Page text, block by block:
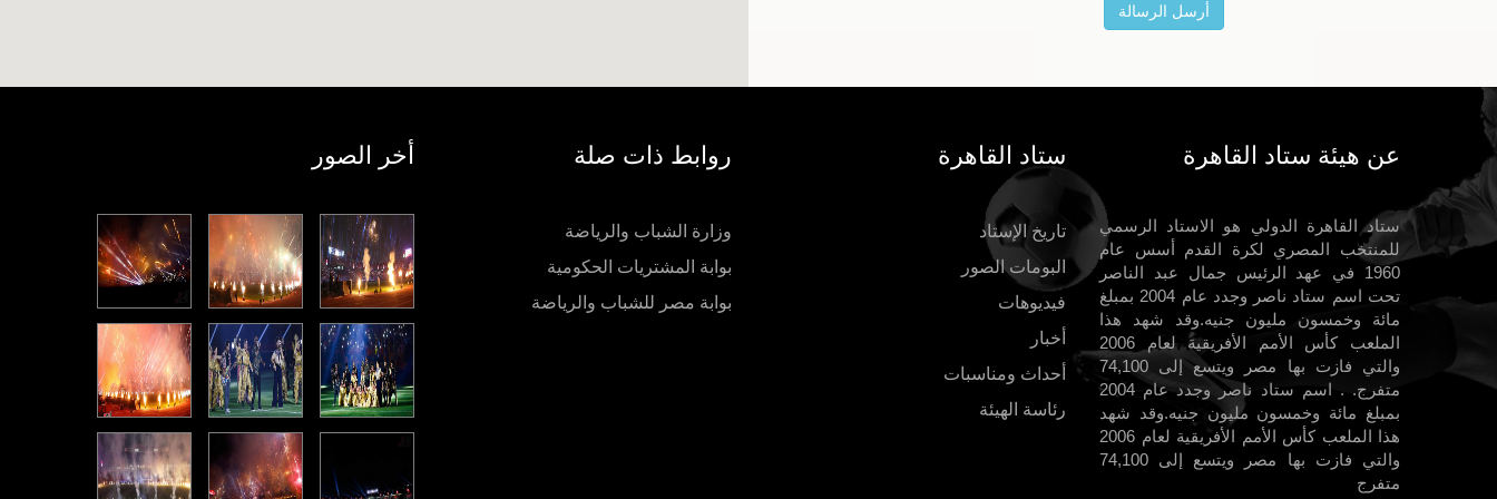
عن هيئة ستاد القاهرة
ستاد القاهرة الدولي هو الاستاد الرسمي
للمنتخب المصري لكرة القدم أسس عام
1960 في عهد الرئيس جمال عبد الناصر
تحت اسم ستاد ناصر وجدد عام 2004 بمبلغ
مائة وخمسون مليون جنيه.وقد شهد هذا
الملعب كأس الأمم الأفريقية لعام 2006
والتي فازت بها مصر ويتسع إلى 74,100
متفرج. . اسم ستاد ناصر وجدد عام 2004
بمبلغ مائة وخمسون مليون جنيه.وقد شهد
هذا الملعب كأس الأمم الأفريقية لعام 2006
والتي فازت بها مصر ويتسع إلى 74,100
متفرج
ستاد القاهرة
تاريخ الإستاد
البومات الصور
فيديوهات
أخبار
أحداث ومناسبات
رئاسة الهيئة
روابط ذات صلة
وزارة الشباب والرياضة
بوابة المشتريات الحكومية
بوابة مصر للشباب والرياضة
أخر الصور